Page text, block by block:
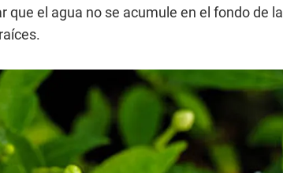
el agua no se acumule en el fondo de la